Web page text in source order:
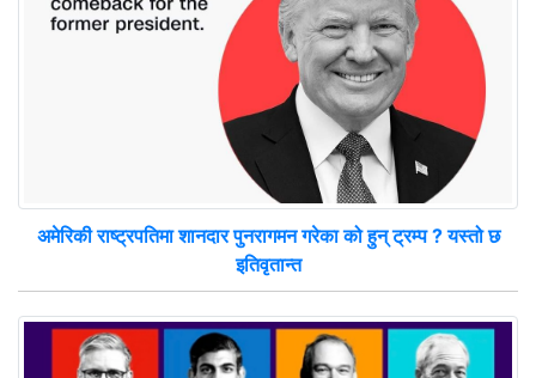
अमेरिकी राष्ट्रपतिमा शानदार पुनरागमन गरेका को हुन् ट्रम्प ? यस्तो छ
इतिवृतान्त